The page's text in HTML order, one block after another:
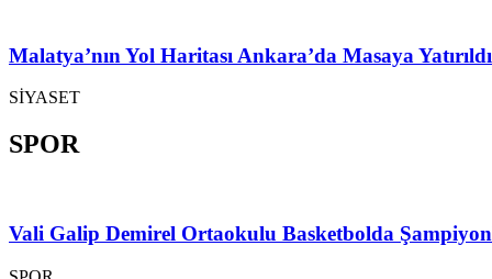
Malatya’nın Yol Haritası Ankara’da Masaya Yatırıldı
SİYASET
SPOR
Vali Galip Demirel Ortaokulu Basketbolda